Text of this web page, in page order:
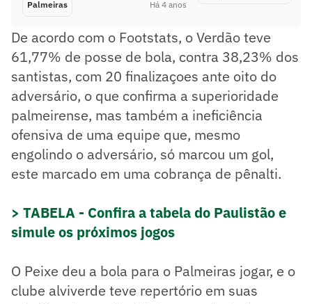
Palmeiras Há 4 anos
De acordo com o Footstats, o Verdão teve
61,77% de posse de bola, contra 38,23% dos
santistas, com 20 finalizaçoes ante oito do
adversário, o que confirma a superioridade
palmeirense, mas também a ineficiência
ofensiva de uma equipe que, mesmo
engolindo o adversário, só marcou um gol,
este marcado em uma cobrança de pênalti.
> TABELA - Confira a tabela do Paulistão e
simule os próximos jogos
O Peixe deu a bola para o Palmeiras jogar, e o
clube alviverde teve repertório em suas